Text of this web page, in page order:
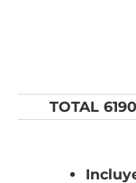
TOTAL